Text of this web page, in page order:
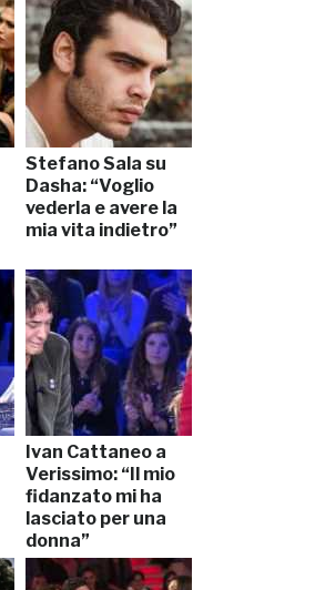
Stefano Sala su
Dasha: “Voglio
vederla e avere la
mia vita indietro”
Ivan Cattaneo a
Verissimo: “Il mio
fidanzato mi ha
lasciato per una
donna”